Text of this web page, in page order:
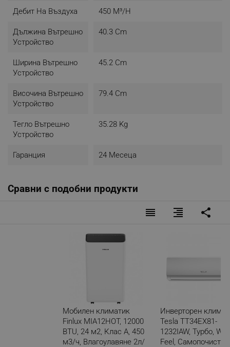
Дебит На Въздуха 450 М³/н
Дължина Вътрешно
Устройство
40.3 Cm
Ширина Вътрешно
Устройство
45.2 Cm
Височина Вътрешно
Устройство
79.4 Cm
Тегло Вътрешно
Устройство
35.28 Kg
Гаранция 24 Месеца
Сравни с подобни продукти
reorder format_align_right share
Мобилен климатик
Finlux MIA12HOT, 12000
BTU, 24 м2, Клас А, 450
м3/ч, Влагоулавяне 2л/
Инверторен
Tesla TT34EX81-
1232IAW, Турбо,
Feel,